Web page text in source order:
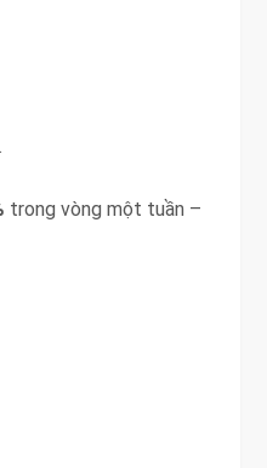
.
trong vòng một tuần –